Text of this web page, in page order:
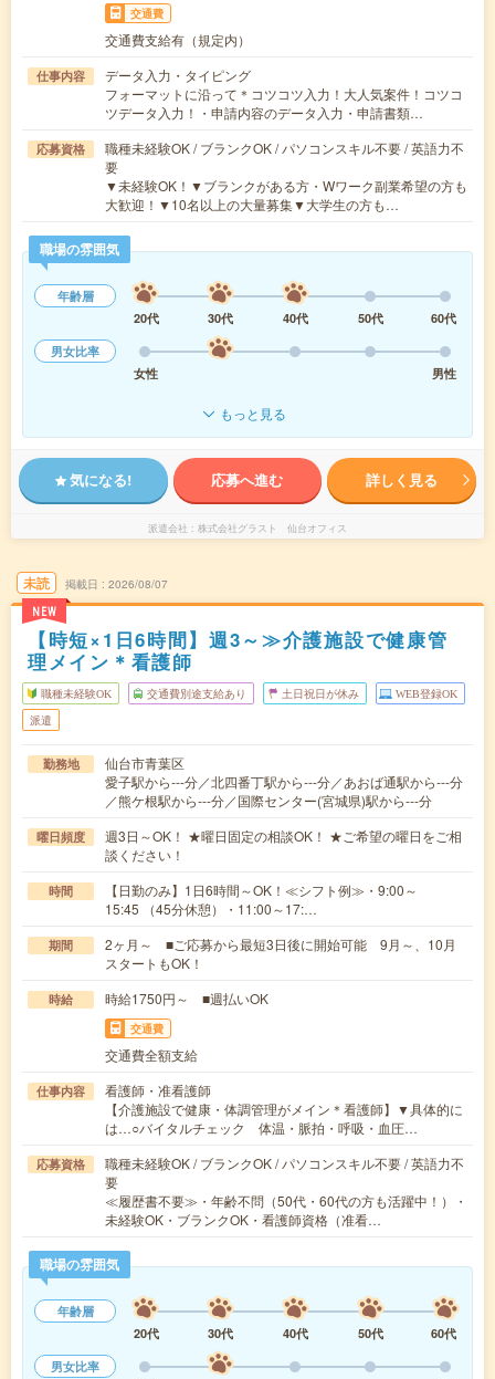
交通費
交通費支給有（規定内）
仕事内容
データ入力・タイピング
フォーマットに沿って＊コツコツ入力！大人気案件！コツコ
ツデータ入力！・申請内容のデータ入力・申請書類…
応募資格
職種未経験OK / ブランクOK / パソコンスキル不要 / 英語力不
要
▼未経験OK！▼ブランクがある方・Wワーク副業希望の方も
大歓迎！▼10名以上の大量募集▼大学生の方も…
職場の雰囲気
年齢層
20代
30代 40代 50代
60代
男女比率
女性
男性
もっと見る
気になる! 応募へ進む 詳しく見る
派遣会社 株式会社グラスト 仙台オフィス
未読
NEW
掲載日 2026/08/07
【時短×1日6時間】週3～≫介護施設で健康管
理メイン＊看護師
職種未経験OK 交通費別途支給あり 土日祝日が休み WEB登録OK
派遣
勤務地
仙台市青葉区
愛子駅から---分／北四番丁駅から---分／あおば通駅から---分
／熊ケ根駅から---分／国際センター(宮城県)駅から---分
曜日頻度
週3日～OK！ ★曜日固定の相談OK！ ★ご希望の曜日をご相
談ください！
時間
【日勤のみ】1日6時間～OK！≪シフト例≫・9:00～
15:45 （45分休憩）・11:00～17:…
期間
2ヶ月～ ■ご応募から最短3日後に開始可能 9月～、10月
スタートもOK！
時給 時給1750円～ ■週払いOK
交通費
交通費全額支給
仕事内容
看護師・准看護師
【介護施設で健康・体調管理がメイン＊看護師】▼具体的に
は…○バイタルチェック 体温・脈拍・呼吸・血圧…
応募資格
職種未経験OK / ブランクOK / パソコンスキル不要 / 英語力不
要
≪履歴書不要≫・年齢不問（50代・60代の方も活躍中！）・
未経験OK・ブランクOK・看護師資格（准看…
職場の雰囲気
年齢層
20代
30代 40代 50代
60代
男女比率